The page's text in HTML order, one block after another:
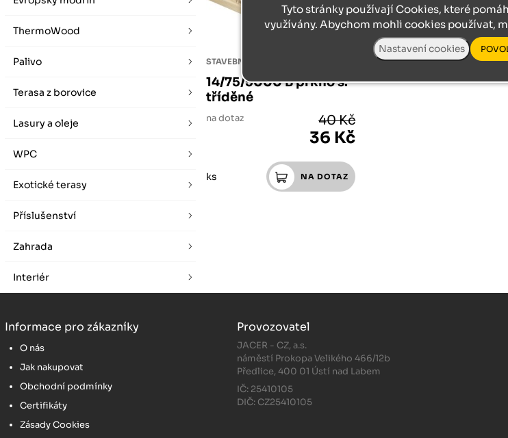
STAVEBNÍ SMRKOVÉ PRKNO.
14/75/5000 B prkno š.
tříděné
na dotaz 40 Kč
36 Kč
ks
ThermoWood
Palivo
Terasa z borovice
Lasury a oleje
WPC
Exotické terasy
Příslušenství
Zahrada
Interiér
Informace pro zákazníky
O nás
Jak nakupovat
Obchodní podmínky
Certifikáty
Zásady Cookies
Provozovatel
JACER - CZ, a.s.
náměstí Prokopa Velikého 466/12b
Předlice, 400 01 Ústí nad Labem
IČ: 25410105
DIČ: CZ25410105
Tyto stránky používají Cookies, které
využívány. Abychom mohli cookies používat,